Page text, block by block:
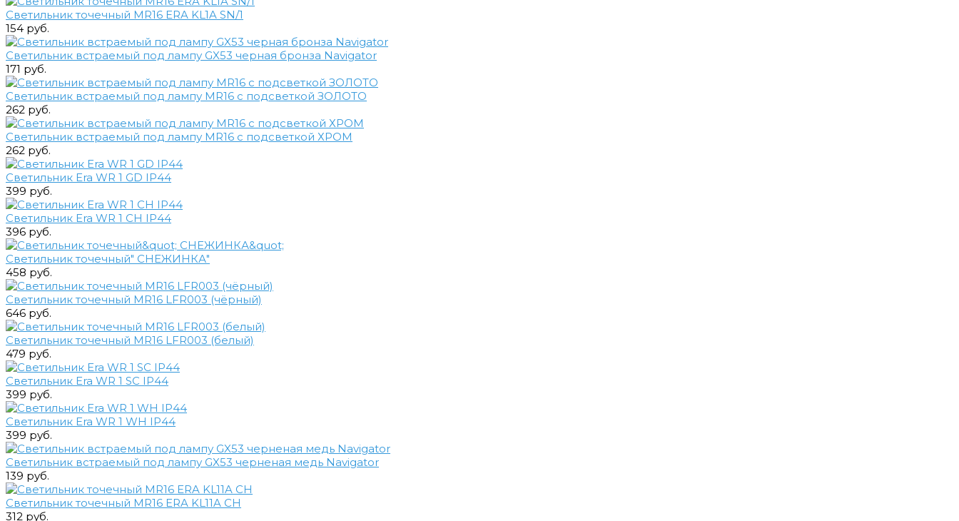
Светильник точечный MR16 ERA KL1A SN/1
154 руб.
Светильник встраемый под лампу GX53 черная бронза Navigator
171 руб.
Светильник встраемый под лампу MR16 с подсветкой ЗОЛОТО
262 руб.
Светильник встраемый под лампу MR16 с подсветкой ХРОМ
262 руб.
Светильник Era WR 1 GD IP44
399 руб.
Светильник Era WR 1 CH IP44
396 руб.
Светильник точечный" СНЕЖИНКА"
458 руб.
Светильник точечный MR16 LFR003 (чёрный)
646 руб.
Светильник точечный MR16 LFR003 (белый)
479 руб.
Светильник Era WR 1 SC IP44
399 руб.
Светильник Era WR 1 WH IP44
399 руб.
Светильник встраемый под лампу GX53 черненая медь Navigator
139 руб.
Светильник точечный MR16 ERA KL11A CH
312 руб.